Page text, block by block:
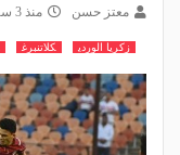
معتز حسن منذ 3 سنوات
زكريا الوردي كلاتنبرغ